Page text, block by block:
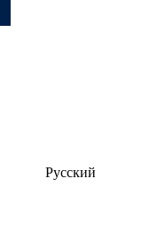
Русский